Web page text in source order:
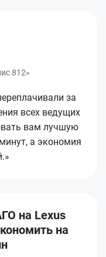
812»
за
всех ведущих
вам лучшую
а экономия
на Lexus
на